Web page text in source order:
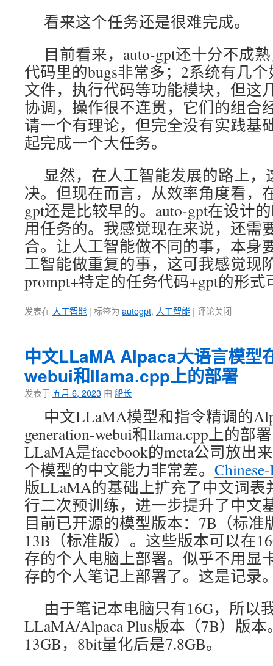
看来这个任务还是很难完成。
目前看来，auto-gpt还十分不成
代码里的bugs非常多；2系统有几
文件，执行代码等功能模块，但这
协调，操作很不连贯，它们的组合
请一个有理论，但完全没有实践基
起完成一个大任务。
显然，在人工智能发展的路上，
决。但现在而言，从效率角度看，
gpt还是比较早的。auto-gpt在设计
用任务的。我感觉现在来说，还需
合。让人工智能做不同的事，本身
工智能做重复的事，这可我感觉现
prompt+特定的任务代码+gpt的形
发表在 人工智能 | 标签为 autogpt, 人工智能 | 评论关闭
中文LLaMA Alpaca大语言模
webui和llama.cpp上的部署
发表于 五月 6, 2023 由 船长
中文LLaMA模型和指令精调的
generation-webui和llama.cpp上的部署
LLaMA是facebook的meta公司放出
个模型的中文能力非常差。
版LLaMA的基础上扩充了中文词表
行二次预训练，进一步提升了中文
目前已开源的模型版本：7B（标准
13B（标准版）。这些版本可以在
存的个人电脑上部署。似乎不用显
存的个人笔记上部署了。这是记录
由于笔记本电脑只有16G，所以
LLaMA/Alpaca Plus版本（7B）版
13GB，8bit量化后是7.8GB。